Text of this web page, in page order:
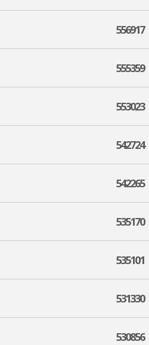
556917
555359
553023
542724
542265
535170
535101
531330
530856